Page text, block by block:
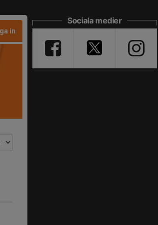
in
Sociala medier